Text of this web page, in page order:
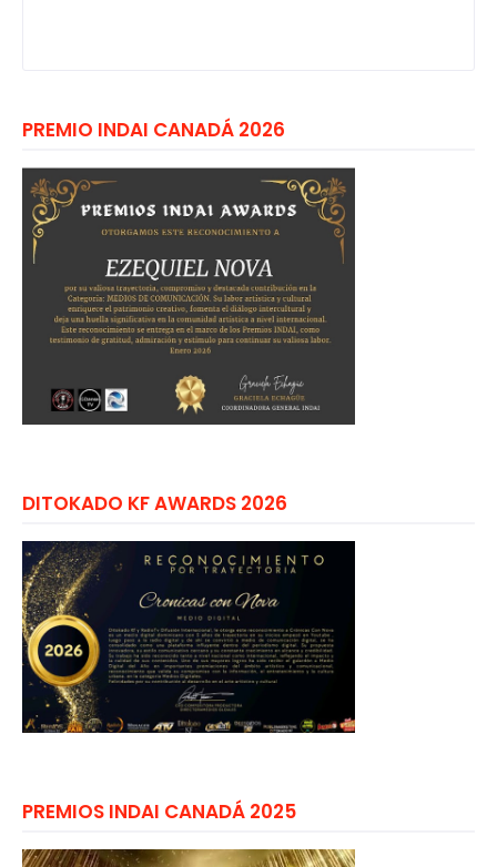
PREMIO INDAI CANADÁ 2026
DITOKADO KF AWARDS 2026
PREMIOS INDAI CANADÁ 2025